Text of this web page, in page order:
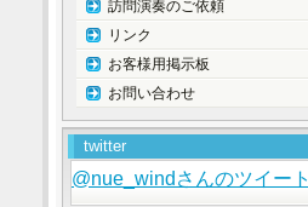
訪問演奏のご依頼
リンク
お客様用掲示板
お問い合わせ
twitter
@nue_windさんのツイート